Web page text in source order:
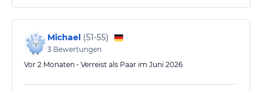
Die Liegen zum Sonnen waren ausreichend
dimensioniert, so dass man immer einen Platz
gefunden hat.
Es gab naturgemäß viele Stufen, da das Hotel…
Michael (51-55)
3 Bewertungen
Vor 2 Monaten • Verreist als Paar im Juni 2026